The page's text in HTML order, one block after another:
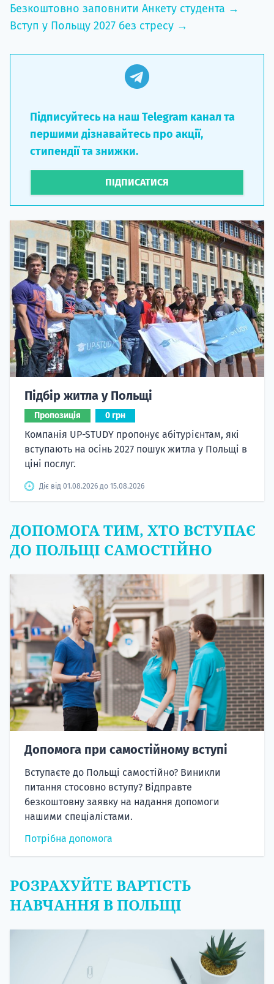
Безкоштовно заповнити Анкету студента →
Вступ у Польщу 2027 без стресу →
Підписуйтесь на наш Telegram канал та
першими дізнавайтесь про акції,
стипендії та знижки.
ПІДПИСАТИСЯ
Підбір житла у Польщі
Пропозиція 0 грн
Компанія UP-STUDY пропонує абітурієнтам, які
вступають на осінь 2027 пошук житла у Польщі в
ціні послуг.
Діє від 01.08.2026 до 15.08.2026
ДОПОМОГА ТИМ, ХТО ВСТУПАЄ
ДО ПОЛЬЩІ САМОСТІЙНО
Допомога при самостійному вступі
Вступаєте до Польщі самостійно? Виникли
питання стосовно вступу? Відправте
безкоштовну заявку на надання допомоги
нашими спеціалістами.
Потрібна допомога
РОЗРАХУЙТЕ ВАРТІСТЬ
НАВЧАННЯ В ПОЛЬЩІ